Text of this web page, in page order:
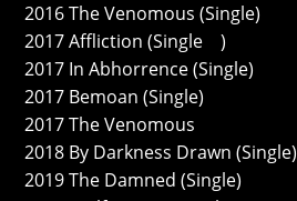
2016 The Venomous (Single)
2017 Affliction (Single )
2017 In Abhorrence (Single)
2017 Bemoan (Single)
2017 The Venomous
2018 By Darkness Drawn (Single)
2019 The Damned (Single)